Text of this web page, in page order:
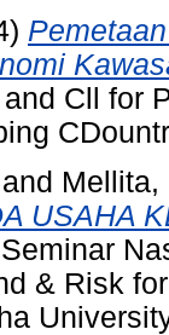
Cll for
and Mellita,
USAHA
& Risk